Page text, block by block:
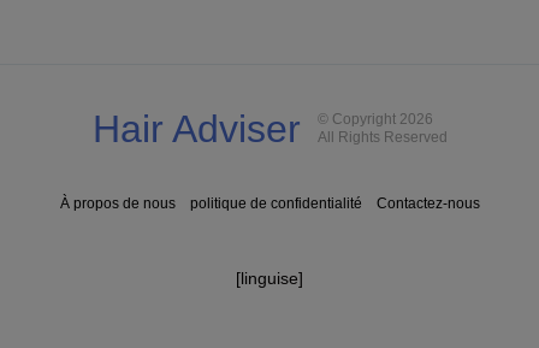
Hair Adviser
© Copyright 2026
All Rights Reserved
À propos de nous politique de confidentialité Contactez-nous
[linguise]